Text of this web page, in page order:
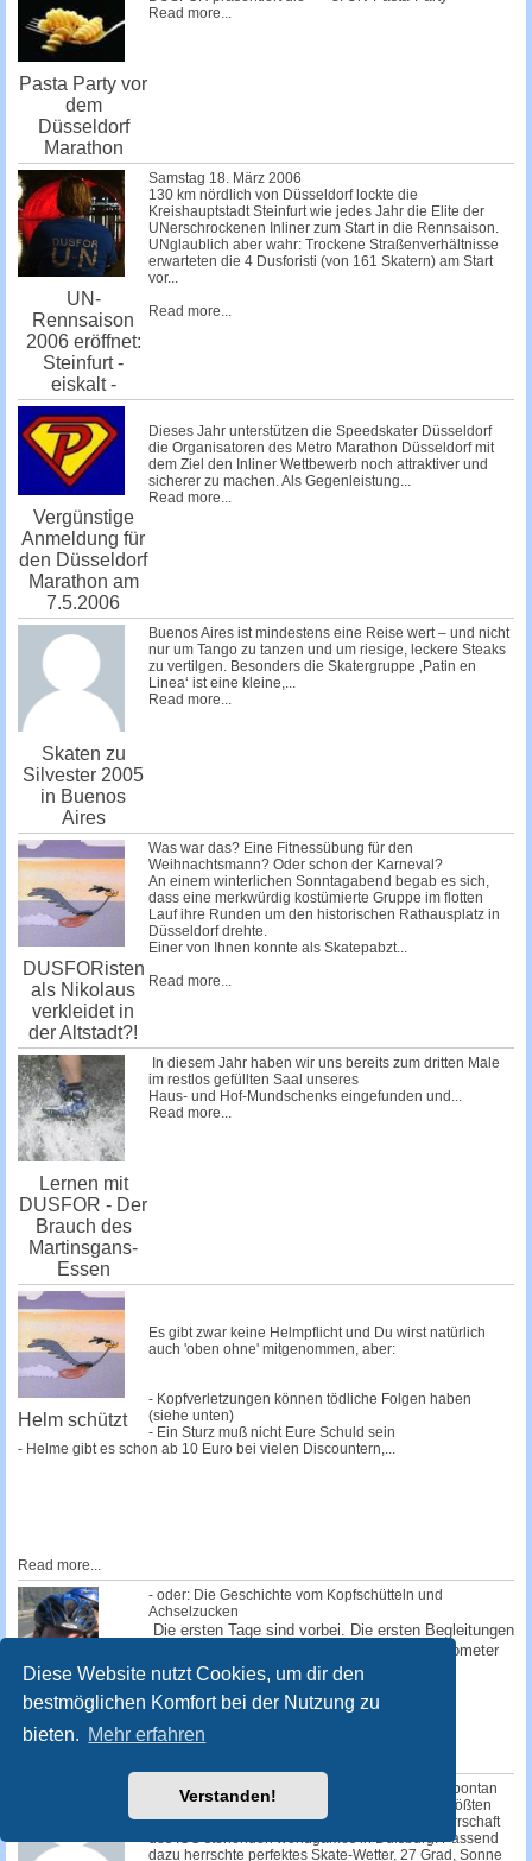
Diese Website nutzt Cookies, um dir den
bestmöglichen Komfort bei der Nutzung zu
bieten. Mehr erfahren
Verstanden!
Pasta Party vor
dem
Düsseldorf
Marathon
Read more...
UN-
Rennsaison
2006 eröffnet:
Steinfurt -
eiskalt -
Samstag 18. März 2006
130 km nördlich von Düsseldorf lockte die
Kreishauptstadt Steinfurt wie jedes Jahr die Elite der
UNerschrockenen Inliner zum Start in die Rennsaison.
UNglaublich aber wahr: Trockene Straßenverhältnisse
erwarteten die 4 Dusforisti (von 161 Skatern) am Start
vor...
Read more...
Vergünstige
Anmeldung für
den Düsseldorf
Marathon am
7.5.2006
Dieses Jahr unterstützen die Speedskater Düsseldorf
die Organisatoren des Metro Marathon Düsseldorfmit
dem Ziel den Inliner Wettbewerb noch attraktiver und
sicherer zu machen. Als Gegenleistung...
Read more...
Skaten zu
Silvester 2005
in Buenos
Aires
Buenos Aires ist mindestens eine Reise wert – und nicht
nur um Tango zu tanzen und um riesige, leckere Steaks
zu vertilgen. Besonders die Skatergruppe ‚Patin en
Linea‘ ist eine kleine,...
Read more...
DUSFORisten
als Nikolaus
verkleidet in
der Altstadt?!
Was war das? Eine Fitnessübung für den
Weihnachtsmann? Oder schon der Karneval?
An einem winterlichen Sonntagabend begab es sich,
dass eine merkwürdig kostümierte Gruppe im flotten
Lauf ihre Runden um den historischen Rathausplatz in
Düsseldorf drehte.
Einer von Ihnen konnte als Skatepabzt...
Read more...
Lernen mit
DUSFOR - Der
Brauch des
Martinsgans-
Essen
In diesem Jahr haben wir uns bereits zum dritten Male
im restlos gefüllten Saal unseres
Haus- und Hof-Mundschenks eingefunden und...
Read more...
Helm schützt
Es gibt zwar keine Helmpflicht und Du wirst natürlich
auch 'oben ohne' mitgenommen, aber:
- Kopfverletzungen können tödliche Folgen haben
(siehe unten)
- Ein Sturz muß nicht Eure Schuld sein
- Helme gibt es schon ab 10 Euro bei vielen Discountern,...
Read more...
Auf Skates von
Düsseldorf
- oder: Die Geschichte vom Kopfschütteln und
Achselzucken
Die ersten Tage sind vorbei. Die ersten Begleitungen
haben uns verlassen. Schon nach einem Kilometer
sind die ersten abgesprungen, einige...
Read more...
Kurz nach 14.00 Uhr startete am Sonntag das spontan
einberufene SEK "worldgames" zum weltweit größten
Sportevent des Jahres, den unter der Schirmherrschaft
des IOC stehenden worldgames in Duisburg. Passend
dazu herrschte perfektes Skate-Wetter, 27 Grad, Sonne